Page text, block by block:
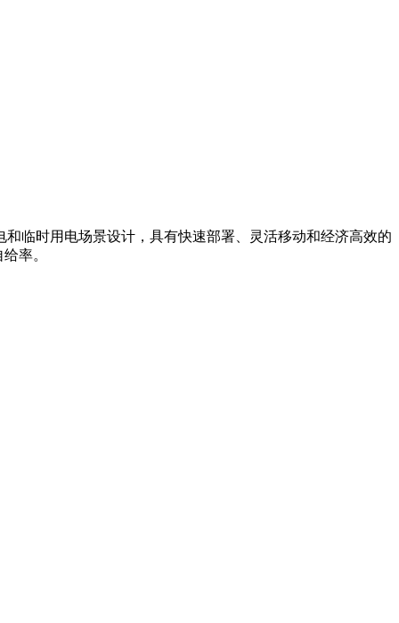
临时用电场景设计，具有快速部署、灵活移动和经济高效的
率。